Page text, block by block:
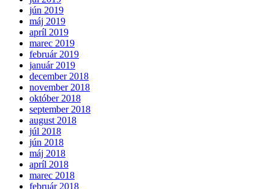
jún 2019
máj 2019
apríl 2019
marec 2019
február 2019
január 2019
december 2018
november 2018
október 2018
september 2018
august 2018
júl 2018
jún 2018
máj 2018
apríl 2018
marec 2018
február 2018